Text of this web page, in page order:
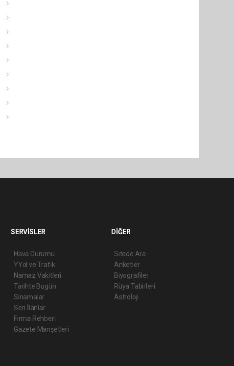
SERVİSLER
Hava Durumu
YYol ve Trafik
Namaz Vakitleri
Tarihte Bugün
Sinamalar
Seri İlanlar
Firma Rehberi
Gazete Manşetleri
DİĞER
Sitede Ara
Anketler
Biyografiler
Rüya Tabirleri
Astroloji